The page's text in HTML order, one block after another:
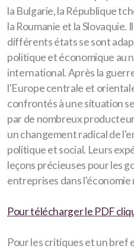
la Bulgarie, la République
la Roumanie et la Slovaquie.
différents états se sont
politique et économique au
international. Après la
l'Europe centrale et
confrontés à une situation
par de nombreux
un changement radical de
politique et social. Leurs
leçons précieuses pour les
entreprises dans
Pour télécharger le PDF
Pour les critiques et un bref